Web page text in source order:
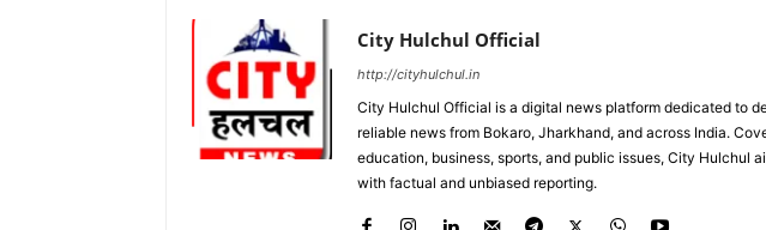
City Hulchul Official
http://cityhulchul.in
City Hulchul Official is a digital news platform dedicated to
reliable news from Bokaro, Jharkhand, and across India.
education, business, sports, and public issues, City Hulchul
with factual and unbiased reporting.